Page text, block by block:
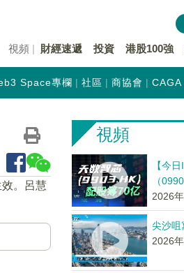
視頻 財經速遞 投資 港股100強
Space專欄 社區 商協會 CAGA
。呂慧
視頻
【今
（
2026
尖沙咀
2026